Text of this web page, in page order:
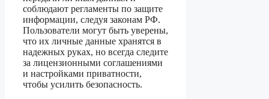
соблюдают регламенты по защите
информации, следуя законам РФ.
Пользователи могут быть уверены,
что их личные данные хранятся в
надежных руках, но всегда следите
за лицензионными соглашениями
и настройками приватности,
чтобы усилить безопасность.